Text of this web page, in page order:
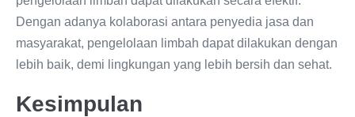
Dengan adanya kolaborasi antara penyedia jasa dan
masyarakat, pengelolaan limbah dapat dilakukan dengan
lebih baik, demi lingkungan yang lebih bersih dan sehat.
Kesimpulan